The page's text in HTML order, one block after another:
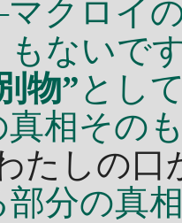
クロイ
もないで
物”とし
真相その
たしの口
部分の真